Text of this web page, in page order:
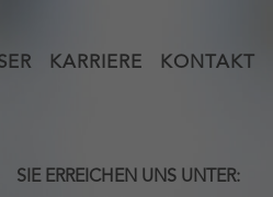
KARRIERE KONTAKT
SIE ERREICHEN UNS UNTER: